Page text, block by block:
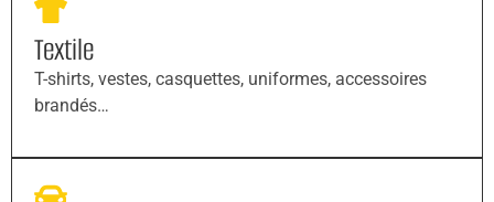
Textile
T-shirts, vestes, casquettes, uniformes, accessoires
brandés…